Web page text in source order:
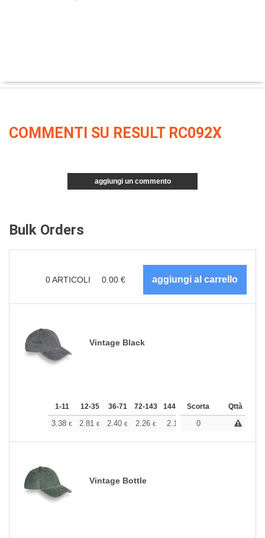
COMMENTI SU RESULT RC092X
aggiungi un commento
Bulk Orders
0ARTICOLI 0.00 €
Vintage Black
1-11 12-35 36-71 72-143 144-287 288 + Altri
Scorta Qttà
3.38 € 2.81 € 2.40 € 2.26 € 2.14 2.12 +
0
Vintage Bottle